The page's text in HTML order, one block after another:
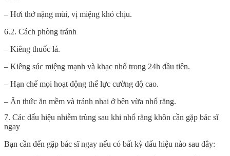
– Hơi thở nặng mùi, vị miệng khó chịu.
6.2. Cách phòng tránh
– Kiêng thuốc lá.
– Kiêng súc miệng mạnh và khạc nhổ trong 24h đầu tiên.
– Hạn chế mọi hoạt động thể lực cường độ cao.
– Ăn thức ăn mềm và tránh nhai ở bên vừa nhổ răng.
7. Các dấu hiệu nhiễm trùng sau khi nhổ răng khôn cần gặp bác sĩ
ngay
Bạn cần đến gặp bác sĩ ngay nếu có bất kỳ dấu hiệu nào sau đây: